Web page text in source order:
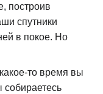
построив
спутники
в покое. Но
то время вы